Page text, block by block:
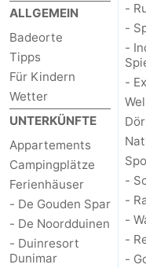
ALLGEMEIN
Badeorte
Tipps
Für Kindern
Wetter
UNTERKÜNFTE
Appartements
Campingplätze
Ferienhäuser
- De Gouden Spar
- De Noordduinen
- Duinresort
Dunimar
-
-
-
-
-
-
-
-
-